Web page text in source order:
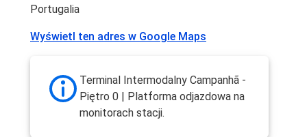
Portugalia
Wyświetl ten adres w Google Maps
Terminal Intermodalny Campanhã -
Piętro 0 | Platforma odjazdowa na
monitorach stacji.